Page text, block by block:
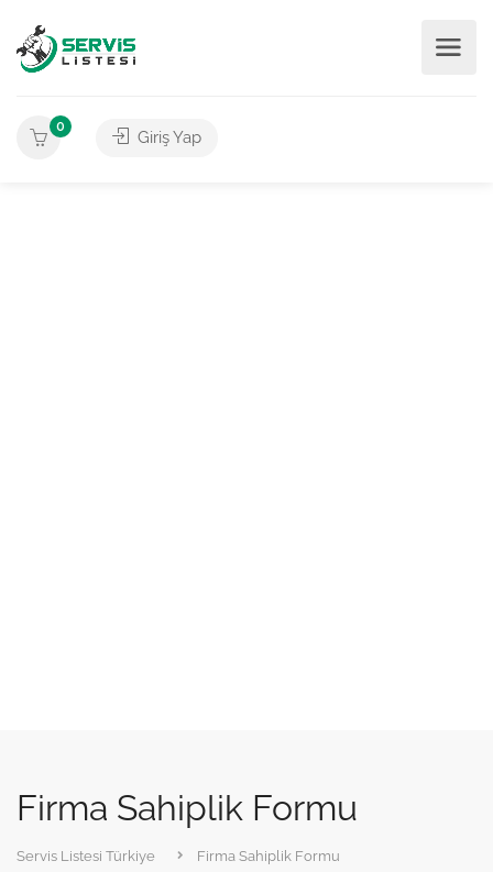
0
Giriş Yap
Firma Sahiplik Formu
Servis Listesi Türkiye Firma Sahiplik Formu